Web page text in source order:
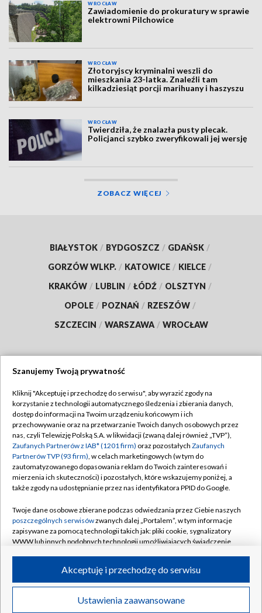
WROCŁAW
Zawiadomienie do prokuratury w sprawie
elektrowni Pilchowice
WROCŁAW
Złotoryjscy kryminalni weszli do
mieszkania 23-latka. Znaleźli tam
kilkadziesiąt porcji marihuany i haszyszu
WROCŁAW
Twierdziła, że znalazła pusty plecak.
Policjanci szybko zweryfikowali jej wersję
ZOBACZ WIĘCEJ
BIAŁYSTOK / BYDGOSZCZ / GDAŃSK /
GORZÓW WLKP. / KATOWICE / KIELCE /
KRAKÓW / LUBLIN / ŁÓDŹ / OLSZTYN /
OPOLE / POZNAŃ / RZESZÓW /
SZCZECIN / WARSZAWA / WROCŁAW
TVP
Abonament TVP
Emisja w TVP
Centrum informacji TVP
Naziemna Telewizja Cyfrowa
Rada Programowa
System NOS
Informacje o nadawcy
Program dla prasy
Regulamin TVP
Polityka prywatności
Moje zgody
Pomoc
Kontakt
Kanały
©2026 Telewizja Polska S.A. w likwidacji
Szanujemy Twoją prywatność
Kliknij "Akceptuję i przechodzę do serwisu", aby wyrazić zgody na
korzystanie z technologii automatycznego śledzenia i zbierania danych,
dostęp do informacji na Twoim urządzeniu końcowym i ich
przechowywanie oraz na przetwarzanie Twoich danych osobowych przez
nas, czyli Telewizję Polską S.A. w likwidacji (zwaną dalej również „TVP”),
Zaufanych Partnerów z IAB* (1201 firm) oraz pozostałych Zaufanych
Partnerów TVP (93 firm), w celach marketingowych (w tym do
zautomatyzowanego dopasowania reklam do Twoich zainteresowań i
mierzenia ich skuteczności) i pozostałych, które wskazujemy poniżej, a
także zgody na udostępnianie przez nas identyfikatora PPID do Google.
Twoje dane osobowe zbierane podczas odwiedzania przez Ciebie naszych
poszczególnych serwisówzwanych dalej „Portalem”, w tym informacje
zapisywane za pomocą technologii takich jak: pliki cookie, sygnalizatory
WWW lub innych podobnych technologii umożliwiających świadczenie
ruchu w Internecie.
Twoje dane osobowe zbierane podczas odwiedzania przez Ciebie
poszczególnych serwisówna Portalu, takie jak adresy IP, identyfikatory
Ustawienia zaawansowane
Akceptuję i przechodzę do serwisu